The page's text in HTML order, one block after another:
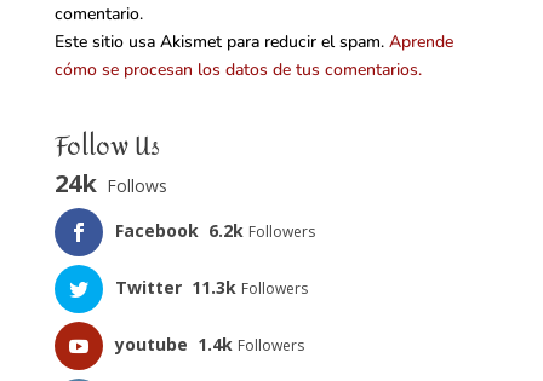
comentario.
Este sitio usa Akismet para reducir el spam. Aprende
cómo se procesan los datos de tus comentarios.
Follow Us
24k Follows
Facebook 6.2k Followers
Twitter 11.3k Followers
youtube 1.4k Followers